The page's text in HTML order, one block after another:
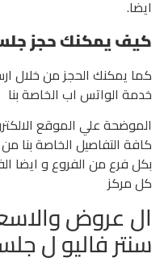
ايضا.
كيف يمكنك حجز
خدمة الواتس اب الخاصة بنا
الموضحة علي الموقع
كافة التفاصيل الخاصة بنا من
بكل فرع من الفروع و ايضا
كل مركز
ال عروض
سنتر فاليو ل